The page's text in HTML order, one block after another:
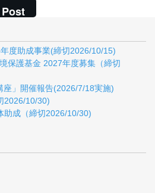
Post
度助成事業(締切2026/10/15)
保護基金 2027年度募集（締切
座」開催報告(2026/7/18実施)
2026/10/30)
助成（締切2026/10/30)